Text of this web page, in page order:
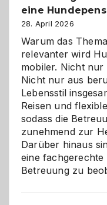
eine
28. April 2026
Warum das
relevanter wird
mobiler. Nicht
Nicht nur aus
Lebensstil
Reisen und
sodass die
zunehmend zur
Darüber hinaus
eine
Betreuung zu